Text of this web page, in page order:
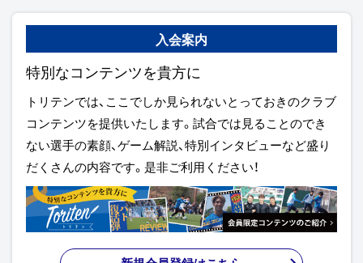
入会案内
特別なコンテンツを貴方に
トリテンでは、ここでしか見られないとっておきのクラブ
コンテンツを提供いたします。試合では見ることのでき
ない選手の素顔、ゲーム解説、特別インタビューなど盛り
だくさんの内容です。是非ご利用ください！